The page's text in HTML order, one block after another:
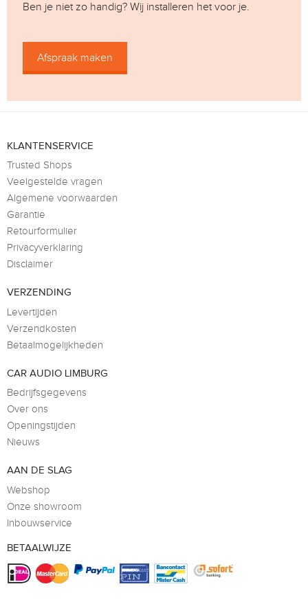
Ben je niet zo handig? Wij installeren het voor je.
Afspraak maken
KLANTENSERVICE
Trusted Shops
Veelgestelde vragen
Algemene voorwaarden
Garantie
Retourformulier
Privacyverklaring
Disclaimer
VERZENDING
Levertijden
Verzendkosten
Betaalmogelijkheden
CAR AUDIO LIMBURG
Bedrijfsgegevens
Over ons
Openingstijden
Nieuws
AAN DE SLAG
Webshop
Onze showroom
Inbouwservice
BETAALWIJZE